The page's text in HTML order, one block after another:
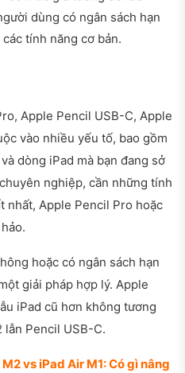
dùng có ngân sách hạn
tính năng cơ bản.
Apple Pencil USB-C, Apple
vào nhiều yếu tố, bao gồm
dòng iPad mà bạn đang sở
nghiệp, cần những tính
nhất, Apple Pencil Pro hoặc
hoặc có ngân sách hạn
giải pháp hợp lý. Apple
iPad cũ hơn không tương
Pencil USB-C.
vs iPad Air M1: Có gì nâng